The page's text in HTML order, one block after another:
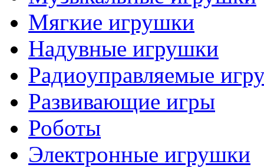
Мягкие игрушки
Надувные игрушки
Радиоуправляемые
Развивающие игры
Роботы
Электронные игрушки